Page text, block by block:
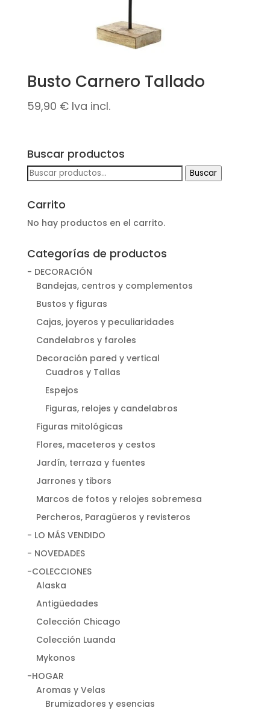
Busto Carnero Tallado
59,90 € Iva incl.
Buscar productos
Buscar
Buscar
Carrito
No hay productos en el carrito.
Categorías de productos
- DECORACIÓN
Bandejas, centros y complementos
Bustos y figuras
Cajas, joyeros y peculiaridades
Candelabros y faroles
Decoración pared y vertical
Cuadros y Tallas
Espejos
Figuras, relojes y candelabros
Figuras mitológicas
Flores, maceteros y cestos
Jardín, terraza y fuentes
Jarrones y tibors
Marcos de fotos y relojes sobremesa
Percheros, Paragüeros y revisteros
- LO MÁS VENDIDO
- NOVEDADES
-COLECCIONES
Alaska
Antigüedades
Colección Chicago
Colección Luanda
Mykonos
-HOGAR
Aromas y Velas
Brumizadores y esencias